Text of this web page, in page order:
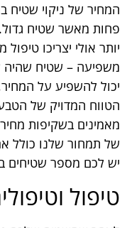
המחיר של ניקוי שטיח
פחות מאשר שטיח
יותר אולי יצריכו
משפיעה – שטיח שהיה
יכול להשפיע על
הטווח המדויק של
מאמינים בשקיפות
של תמחור שלנו כולל
יש לכם מספר שטיחים
טיפול